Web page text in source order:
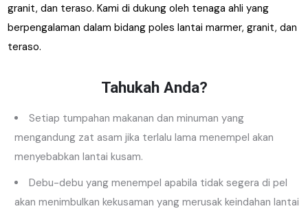
granit, dan teraso. Kami di dukung oleh tenaga ahli yang
berpengalaman dalam bidang poles lantai marmer, granit, dan
teraso.
Tahukah Anda?
Setiap tumpahan makanan dan minuman yang
mengandung zat asam jika terlalu lama menempel akan
menyebabkan lantai kusam.
Debu-debu yang menempel apabila tidak segera di pel
akan menimbulkan kekusaman yang merusak keindahan lantai